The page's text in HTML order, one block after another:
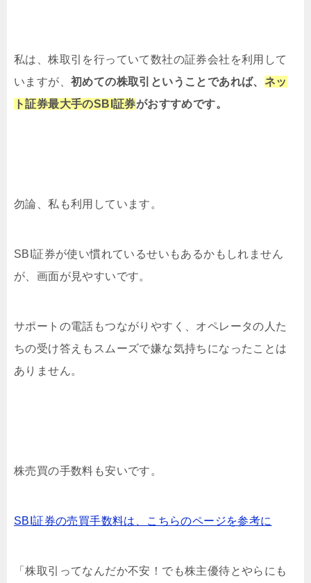
私は、株取引を行っていて数社の証券会社を利用して
いますが、 初めての株取引ということであれば、 ネッ
ト証券最大手のSBI証券がおすすめです。
勿論、私も利用しています。
SBI証券が使い慣れているせいもあるかもしれません
が、画面が見やすいです。
サポートの電話もつながりやすく、オペレータの人た
ちの受け答えもスムーズで嫌な気持ちになったことは
ありません。
株売買の手数料も安いです。
SBI証券の売買手数料は、こちらのページを参考に
「株取引ってなんだか不安！でも株主優待とやらにも